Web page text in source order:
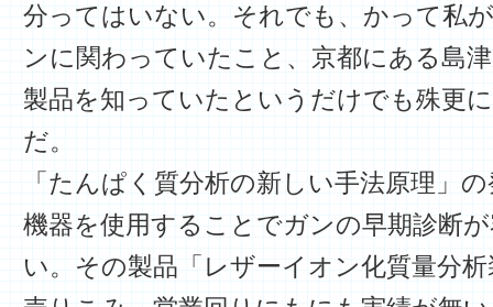
分ってはいない。それでも、かって私
ンに関わっていたこと、京都にある島
製品を知っていたというだけでも殊更
だ。
「たんぱく質分析の新しい手法原理」
機器を使用することでガンの早期診断
い。その製品「レザーイオン化質量分